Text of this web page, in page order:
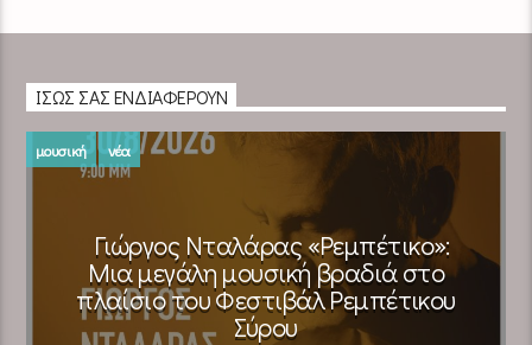
ΊΣΩΣ ΣΑΣ ΕΝΔΙΑΦΈΡΟΥΝ
μουσική νέα
Γιώργος Νταλάρας «Ρεμπέτικο»:
Μια μεγάλη μουσική βραδιά στο
πλαίσιο του Φεστιβάλ Ρεμπέτικου
Σύρου